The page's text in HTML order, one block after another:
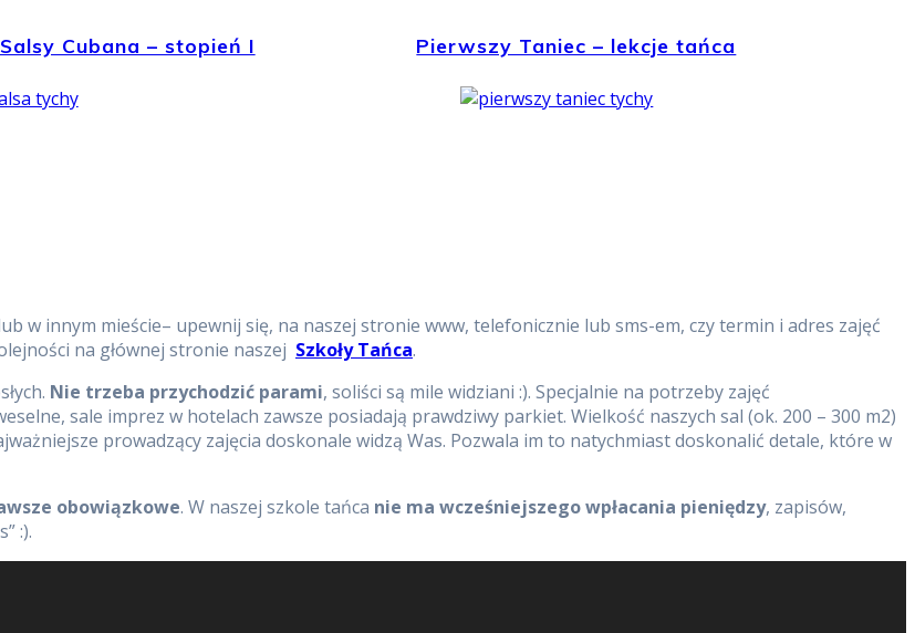
Cubana – stopień I Pierwszy Taniec – lekcje tańca
w innym mieście– upewnij się, na naszej stronie www, telefonicznie lub sms-em, czy termin i adres zajęć
na głównej stronie naszej Szkoły Tańca.
Nie trzeba przychodzić parami, soliści są mile widziani :). Specjalnie na potrzeby zajęć
sale imprez w hotelach zawsze posiadają prawdziwy parkiet. Wielkość naszych sal (ok. 200 – 300 m2)
prowadzący zajęcia doskonale widzą Was. Pozwala im to natychmiast doskonalić detale, które w
obowiązkowe. W naszej szkole tańca nie ma wcześniejszego wpłacania pieniędzy, zapisów,
:).